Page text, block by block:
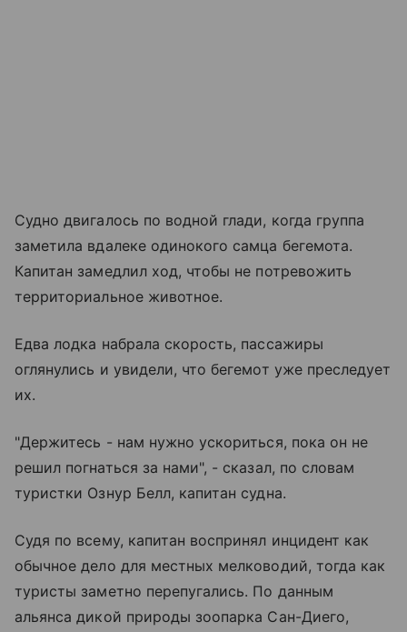
Судно двигалось по водной глади, когда группа
заметила вдалеке одинокого самца бегемота.
Капитан замедлил ход, чтобы не потревожить
территориальное животное.
Едва лодка набрала скорость, пассажиры
оглянулись и увидели, что бегемот уже преследует
их.
"Держитесь - нам нужно ускориться, пока он не
решил погнаться за нами", - сказал, по словам
туристки Ознур Белл, капитан судна.
Судя по всему, капитан воспринял инцидент как
обычное дело для местных мелководий, тогда как
туристы заметно перепугались. По данным
альянса дикой природы зоопарка Сан-Диего,